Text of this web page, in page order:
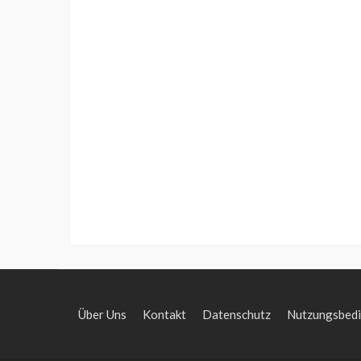
Über Uns Kontakt Datenschutz